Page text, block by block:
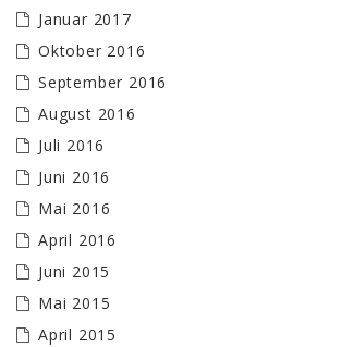
Januar 2017
Oktober 2016
September 2016
August 2016
Juli 2016
Juni 2016
Mai 2016
April 2016
Juni 2015
Mai 2015
April 2015